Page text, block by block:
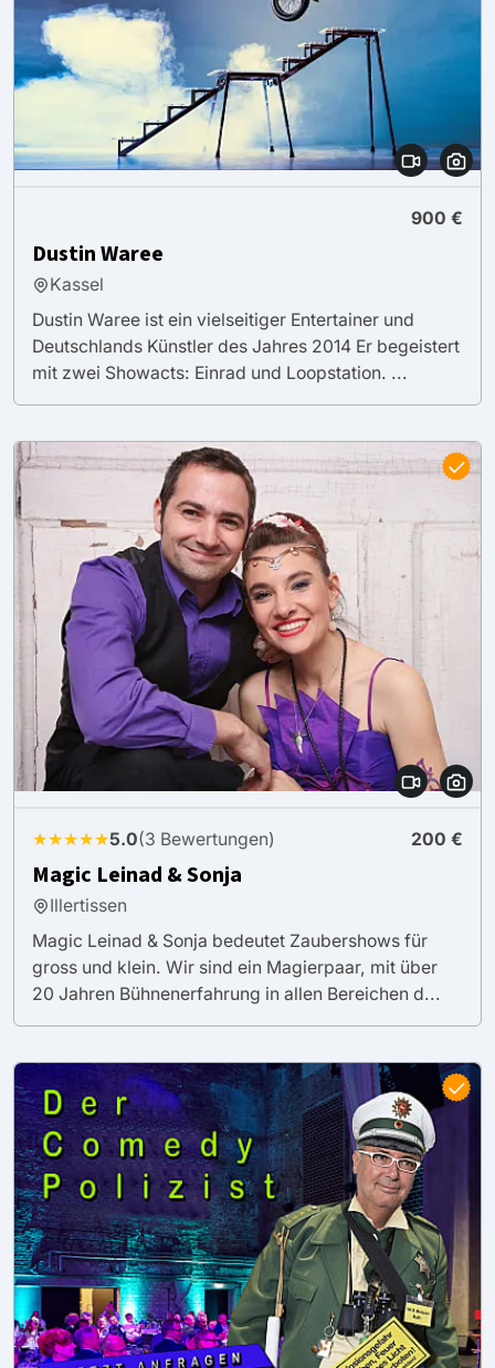
900 €
Dustin Waree
Kassel
Dustin Waree ist ein vielseitiger Entertainer und
Deutschlands Künstler des Jahres 2014 Er begeistert
mit zwei Showacts: Einrad und Loopstation. ...
★★★★★5.0(3 Bewertungen) 200 €
Magic Leinad & Sonja
Illertissen
Magic Leinad & Sonja bedeutet Zaubershows für
gross und klein. Wir sind ein Magierpaar, mit über
20 Jahren Bühnenerfahrung in allen Bereichen d...